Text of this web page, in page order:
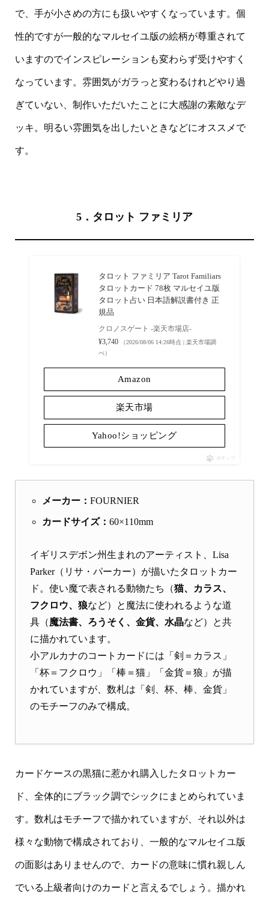
で、手が小さめの方にも扱いやすくなっています。個
性的ですが一般的なマルセイユ版の絵柄が尊重されて
いますのでインスピレーションも変わらず受けやすく
なっています。雰囲気がガラっと変わるけれどやり過
ぎていない、制作いただいたことに大感謝の素敵なデ
ッキ。明るい雰囲気を出したいときなどにオススメで
す。
5．タロット ファミリア
タロット ファミリア Tarot Familiars
タロットカード 78枚 マルセイユ版
タロット占い 日本語解説書付き 正
規品
クロノスゲート -楽天市場店-
¥3,740
（2026/08/06 14:26時点 | 楽天市場調
べ）
Amazon
楽天市場
Yahoo!ショッピング
ポチップ
メーカー： FOURNIER
カードサイズ： 60×110mm
イギリスデボン州生まれのアーティスト、Lisa
Parker（リサ・パーカー）が描いたタロットカー
ド。使い魔で表される動物たち（猫、カラス、
フクロウ、狼など）と魔法に使われるような道
具（魔法書、ろうそく、金貨、水晶など）と共
に描かれています。
小アルカナのコートカードには「剣＝カラス」
「杯＝フクロウ」「棒＝猫」「金貨＝狼」が描
かれていますが、数札は「剣、杯、棒、金貨」
のモチーフのみで構成。
カードケースの黒猫に惹かれ購入したタロットカー
ド、全体的にブラック調でシックにまとめられていま
す。数札はモチーフで描かれていますが、それ以外は
様々な動物で構成されており、一般的なマルセイユ版
の面影はありませんので、カードの意味に慣れ親しん
でいる上級者向けのカードと言えるでしょう。描かれ